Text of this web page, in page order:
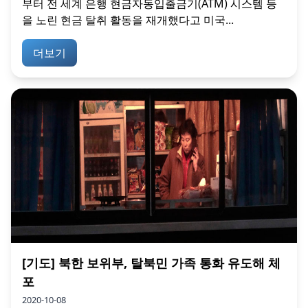
부터 전 세계 은행 현금자동입출금기(ATM) 시스템 등
을 노린 현금 탈취 활동을 재개했다고 미국...
더보기
[기도] 북한 보위부, 탈북민 가족 통화 유도해 체
포
2020-10-08